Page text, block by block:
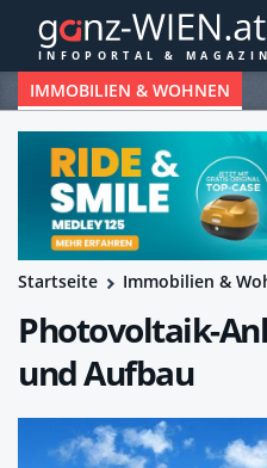
IMMOBILIEN & WOHNEN
Startseite Immobilien &
Photovoltaik-
und Aufbau